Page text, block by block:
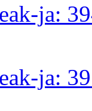
ja:
ja: